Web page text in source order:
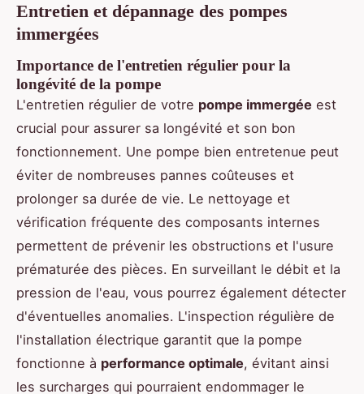
Entretien et dépannage des pompes
immergées
Importance de l'entretien régulier pour la
longévité de la pompe
L'entretien régulier de votre pompe immergée est
crucial pour assurer sa longévité et son bon
fonctionnement. Une pompe bien entretenue peut
éviter de nombreuses pannes coûteuses et
prolonger sa durée de vie. Le nettoyage et
vérification fréquente des composants internes
permettent de prévenir les obstructions et l'usure
prématurée des pièces. En surveillant le débit et la
pression de l'eau, vous pourrez également détecter
d'éventuelles anomalies. L'inspection régulière de
l'installation électrique garantit que la pompe
fonctionne à performance optimale, évitant ainsi
les surcharges qui pourraient endommager le